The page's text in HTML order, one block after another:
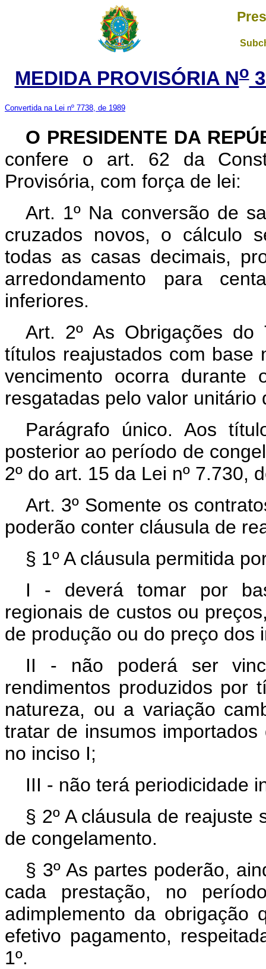
MEDIDA PROVISÓRIA No
Convertida na Lei nº 7738, de 1989
O PRESIDENTE DA
confere o art. 62 da
Provisória, com força de lei:
Art. 1º Na conversão de
cruzados novos, o cálculo
todas as casas decimais,
arredondamento para
inferiores.
Art. 2º As Obrigações
títulos reajustados com base
vencimento ocorra durante
resgatadas pelo valor unitário
Parágrafo único. Aos
posterior ao período de
2º do art. 15 da Lei nº 7.730,
Art. 3º Somente os
poderão conter cláusula de
§ 1º A cláusula permitida
I - deverá tomar por
regionais de custos ou
de produção ou do preço dos
II - não poderá ser
rendimentos produzidos por
natureza, ou a variação
tratar de insumos
no inciso I;
III - não terá periodicidade
§ 2º A cláusula de
de congelamento.
§ 3º As partes poderão,
cada prestação, no
adimplemento da
efetivo pagamento,
1º.